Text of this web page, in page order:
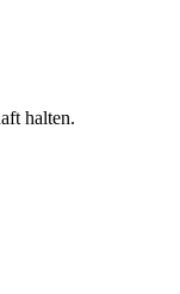
halten.